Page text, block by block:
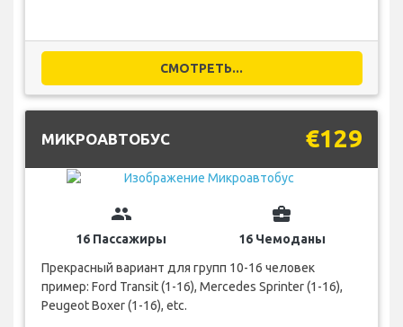
СМОТРЕТЬ...
МИКРОАВТОБУС €129
group
16 Пассажиры
business_center
16 Чемоданы
Прекрасный вариант для групп 10-16 человек
пример: Ford Transit (1-16), Mercedes Sprinter (1-16),
Peugeot Boxer (1-16), etc.